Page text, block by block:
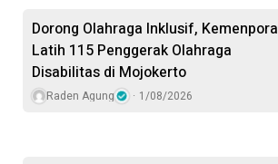
Dorong Olahraga Inklusif, Kemenpora
Latih 115 Penggerak Olahraga
Disabilitas di Mojokerto
Raden Agung 1/08/2026